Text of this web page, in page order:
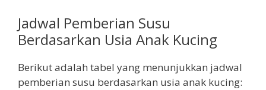
Jadwal Pemberian Susu
Berdasarkan Usia Anak Kucing
Berikut adalah tabel yang menunjukkan jadwal
pemberian susu berdasarkan usia anak kucing: